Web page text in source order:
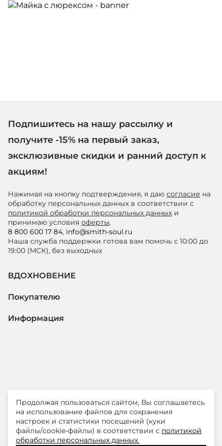
Подпишитесь на нашу рассылку и
получите -15% на первый заказ,
эксклюзивные скидки и ранний доступ к
акциям!
Нажимая на кнопку подтверждения, я даю согласие на
обработку персональных данных в соответствии с
политикой обработки персональных данных и
принимаю условия оферты.
8 800 600 17 84, info@smith-soul.ru
Наша служба поддержки готова вам помочь с 10:00 до
19:00 (МСК), без выходных
ВДОХНОВЕНИЕ
Покупателю
Информация
© ООО "ЛиМ Холдинг" 2026
Smith&Soul – модная одежда для стильных и уверенных
Продолжая пользоваться сайтом, Вы соглашаетесь
на использование файлов для сохранения
настроек и статистики посещений (куки
файлы/cookie-файлы) в соответствии с политикой
обработки персональных данных.